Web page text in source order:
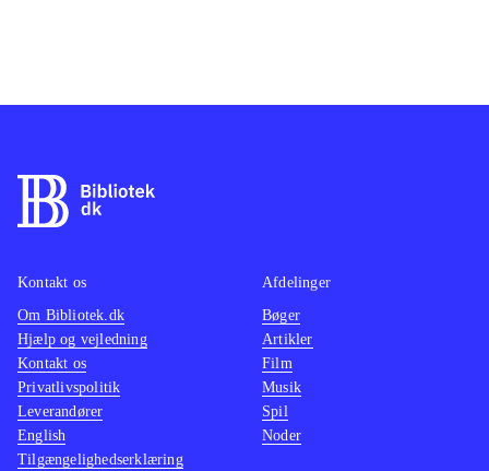
Kontakt os
Om Bibliotek.dk
Hjælp og vejledning
Kontakt os
Privatlivspolitik
Leverandører
English
Tilgængelighedserklæring
Afdelinger
Bøger
Artikler
Film
Musik
Spil
Noder